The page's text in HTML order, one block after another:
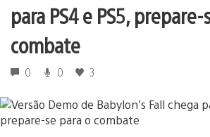
para PS4 e PS5,
combate
0 0 3